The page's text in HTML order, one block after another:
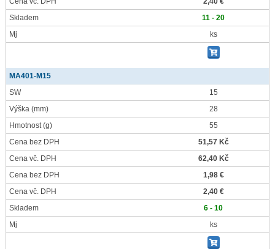
Skladem
11 - 20
Mj
ks
MA401-M15
SW
15
Výška (mm)
28
Hmotnost(g)
55
Cena bez DPH
51,57 Kč
Cena vč. DPH
62,40 Kč
Cena bez DPH
1,98 €
Cena vč. DPH
2,40 €
Skladem
6 - 10
Mj
ks